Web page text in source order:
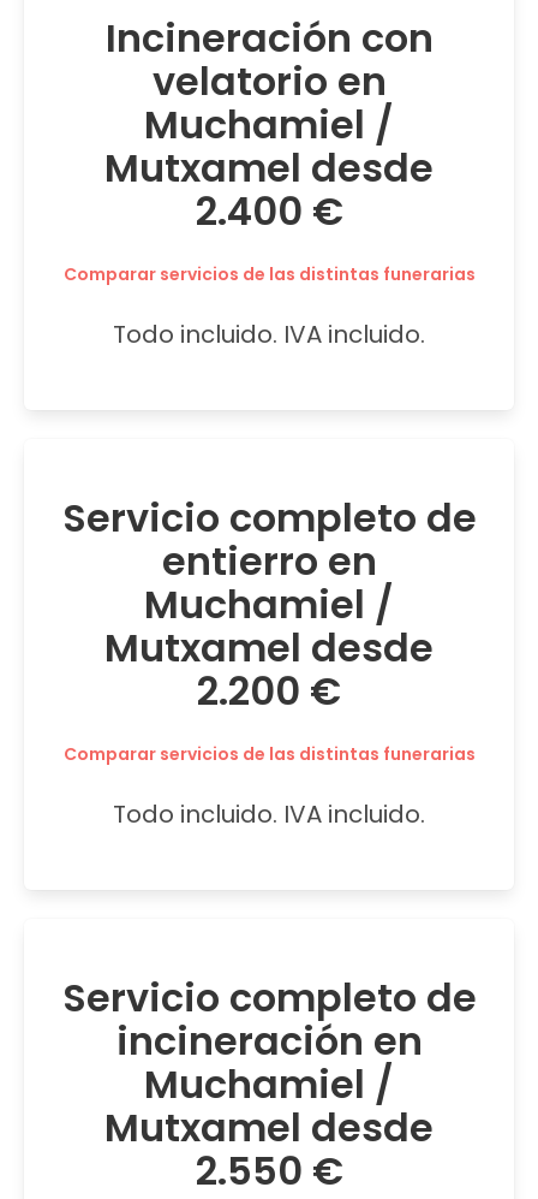
Incineración con
velatorio en
Muchamiel /
Mutxamel desde
2.400 €
Comparar servicios de las distintas funerarias
Todo incluido. IVA incluido.
Servicio completo de
entierro en
Muchamiel /
Mutxamel desde
2.200 €
Comparar servicios de las distintas funerarias
Todo incluido. IVA incluido.
Servicio completo de
incineración en
Muchamiel /
Mutxamel desde
2.550 €